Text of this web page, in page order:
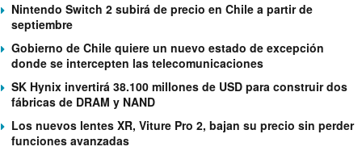
Nintendo Switch 2 subirá de precio en Chile a partir de
septiembre
Gobierno de Chile quiere un nuevo estado de excepción
donde se intercepten las telecomunicaciones
SK Hynix invertirá 38.100 millones de USD para construir dos
fábricas de DRAM y NAND
Los nuevos lentes XR, Viture Pro 2, bajan su precio sin perder
funciones avanzadas